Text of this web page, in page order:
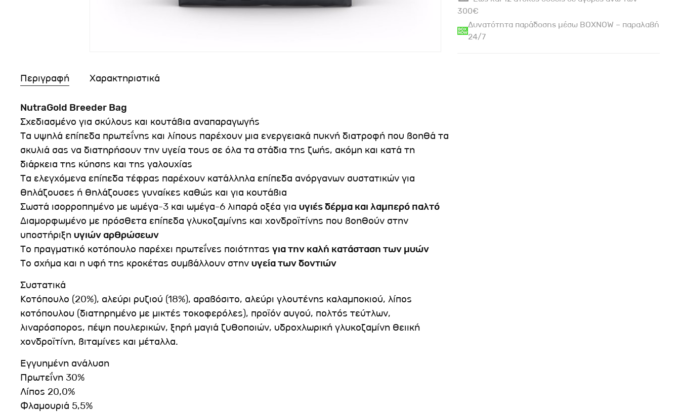
300€
Δυνατότητα παράδοσης μέσω BOXNOW – παραλαβή
24/7
Περιγραφή Χαρακτηριστικά
NutraGold Breeder Bag
Σχεδιασμένο για σκύλους και κουτάβια αναπαραγωγής
Τα υψηλά επίπεδα πρωτεΐνης και λίπους παρέχουν μια ενεργειακά πυκνή διατροφή που βοηθά τα
σκυλιά σας να διατηρήσουν την υγεία τους σε όλα τα στάδια της ζωής, ακόμη και κατά τη
διάρκεια της κύησης και της γαλουχίας
Τα ελεγχόμενα επίπεδα τέφρας παρέχουν κατάλληλα επίπεδα ανόργανων συστατικών για
θηλάζουσες ή θηλάζουσες γυναίκες καθώς και για κουτάβια
Σωστά ισορροπημένο με ωμέγα-3 και ωμέγα-6 λιπαρά οξέα για υγιές δέρμα και λαμπερό παλτό
Διαμορφωμένο με πρόσθετα επίπεδα γλυκοζαμίνης και χονδροϊτίνης που βοηθούν στην
υποστήριξη υγιών αρθρώσεων
Το πραγματικό κοτόπουλο παρέχει πρωτεΐνες ποιότητας για την καλή κατάσταση των μυών
Το σχήμα και η υφή της κροκέτας συμβάλλουν στην υγεία των δοντιών
Συστατικά
Κοτόπουλο (20%), αλεύρι ρυζιού (18%), αραβόσιτο, αλεύρι γλουτένης καλαμποκιού, λίπος
κοτόπουλου (διατηρημένο με μικτές τοκοφερόλες), προϊόν αυγού, πολτός τεύτλων,
λιναρόσπορος, πέψη πουλερικών, ξηρή μαγιά ζυθοποιών, υδροχλωρική γλυκοζαμίνη θειική
χονδροϊτίνη, βιταμίνες και μέταλλα.
Εγγυημένη ανάλυση
Πρωτεΐνη 30%
Λίπος 20,0%
Φλαμουριά 5,5%